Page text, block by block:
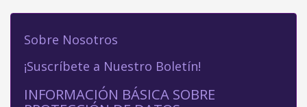
Sobre Nosotros
¡Suscríbete a Nuestro Boletín!
INFORMACIÓN BÁSICA SOBRE